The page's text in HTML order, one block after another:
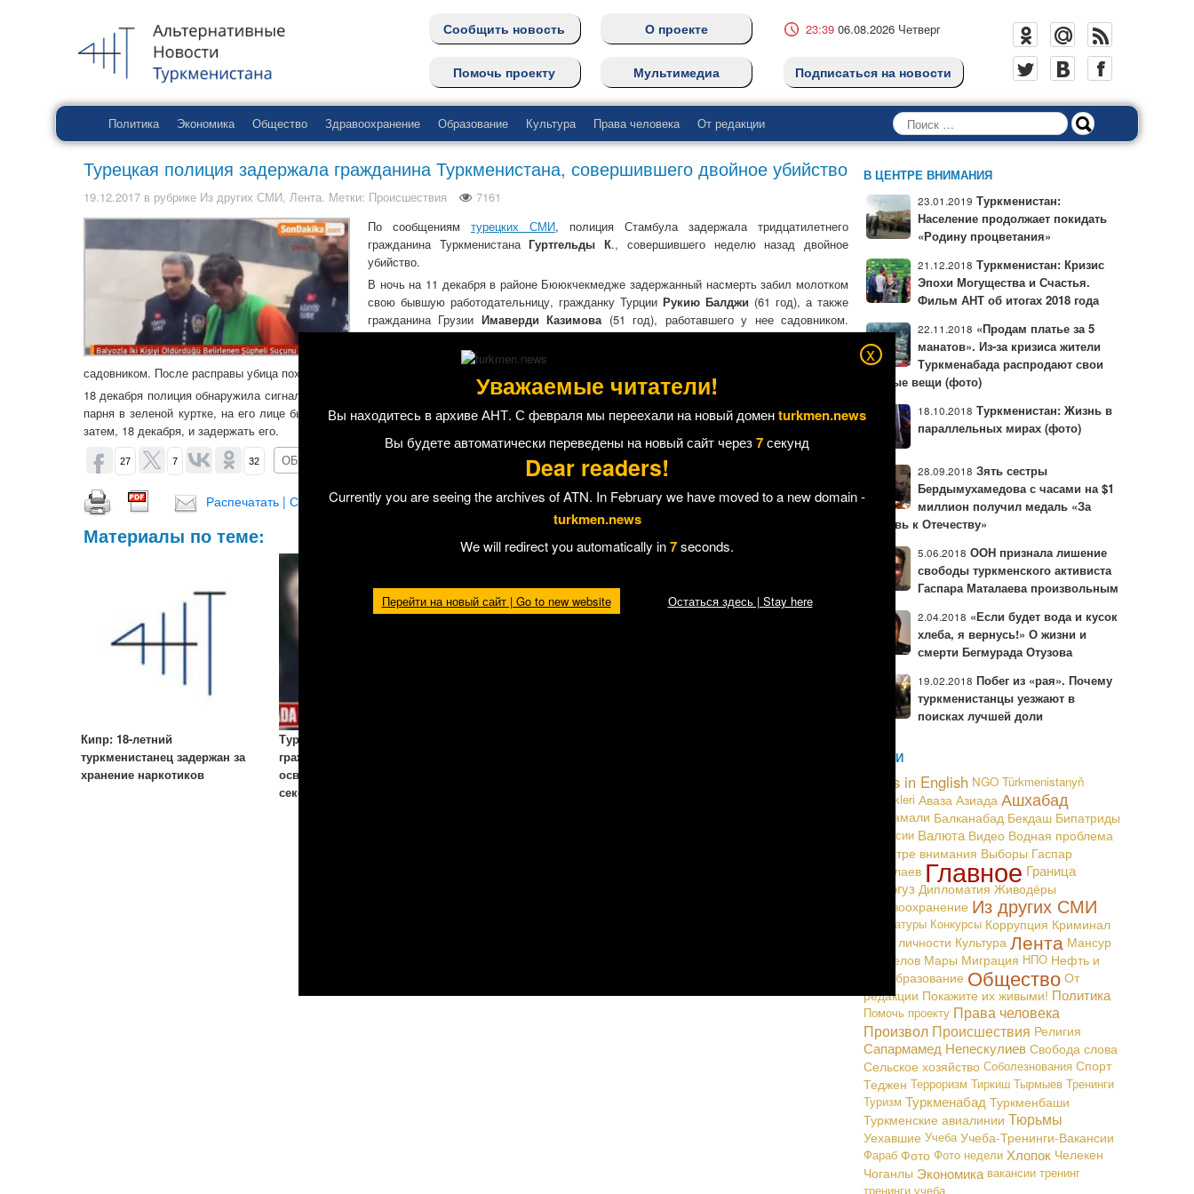
Сообщить новость
Помочь проекту
О проекте
Мультимедиа
23:39 06.08.2026 Четверг
Подписаться на новости
Политика Экономика Общество Здравоохранение Образование Культура Права человека От редакции Поиск
Турецкая полиция задержала гражданина Туркменистана, совершившего двойное убийство
19.12.2017 в рубрике Из других СМИ, Лента. Метки: Происшествия
7161
По сообщениям турецких СМИ, полиция Стамбула задержала тридцатилетнего
гражданина ТуркменистанаГуртгельды К., совершившего неделю назад двойное
убийство.
В ночь на 11 декабря в районе Бююкчекмедже задержанный насмерть забил молотком
свою бывшую работодательницу, гражданку Турции Рукию Балджи (61 год), а также
гражданина Грузии Имаверди Казимова(51 год), работавшего у нее садовником.
Причиной расправы стало то, что хозяйка не позволила туркменистанцу остаться
ночевать. За несколько дней до этого парень уволился. Ранее он работал у нее
садовником. После расправы убица похитил мобильные телефоны своих жертв.
18 декабря полиция обнаружила сигнал от этих телефонов в одном из магазинов района Фатих. Продавец магазина сказал, что купил их у
парня в зеленой куртке, на его лице были следы от царапин. По камерам видео наблюдения полиция смогла установить его личность, а
затем, 18 декабря, и задержать его.
27 7 32 ОБСУДИТЬ (0)
Распечатать | Сохранить в PDF | Отправить другу
Материалы по теме:
Кипр: 18-летний
туркменистанец задержан за
хранение наркотиков
Турция: Несовершеннолетние
гражданки Туркменистана
освобождены из
сексуального рабства
В ЦЕНТРЕ ВНИМАНИЯ
23.01.2019 Туркменистан:
Население продолжает покидать
«Родину процветания»
21.12.2018 Туркменистан: Кризис
Эпохи Могущества и Счастья.
Фильм АНТ об итогах 2018 года
22.11.2018 «Продам платье за 5
манатов». Из-за кризиса жители
Туркменабада распродают свои
личные вещи (фото)
18.10.2018 Туркменистан: Жизнь в
параллельных мирах (фото)
28.09.2018 Зять сестры
Бердымухамедова с часами на $1
миллион получил медаль «За
любовь к Отечеству»
5.06.2018 ООН признала лишение
свободы туркменского активиста
Гаспара Маталаева произвольным
2.04.2018 «Если будет вода и кусок
хлеба, я вернусь!» О жизни и
смерти Бегмурада Отузова
19.02.2018 Побег из «рая». Почему
туркменистанцы уезжают в
поисках лучшей доли
МЕТКИ
News in English NGO Türkmenistanyň
Täzelikleri Аваза Азиада Ашхабад
Байрамали Балканабад Бекдаш Бипатриды
Вакансии Валюта Видео Водная проблема
В центре внимания Выборы Гаспар
Маталаев Главное Граница
Дашогуз Дипломатия Живодёры
Здравоохранение Из других СМИ
Карикатуры Конкурсы Коррупция Криминал
Культ личности Культура Лента Мансур
Мингелов Мары Миграция НПО Нефть и
Образование Общество От
редакции Покажите их живыми! Политика
Помочь проекту Права человека
Произвол Происшествия Религия
Сапармамед Непескулиев Свобода слова
Сельское хозяйство Соболезнования Спорт
Теджен Терроризм Тиркиш Тырмыев Тренинги
Туризм Туркменабад Туркменбаши
Туркменские авиалинии Тюрьмы
Уехавшие Учеба Учеба-Тренинги-Вакансии
Фараб Фото Фото недели Хлопок Челекен
Чоганлы Экономика вакансии тренинг
тренинги учеба
x
Уважаемые читатели!
Вы находитесь в архиве АНТ. С февраля мы переехали на новый доменturkmen.news
Вы будете автоматически переведены на новый сайт через7секунд
Dear readers!
Currently you are seeing the archives of ATN. In February we have moved to a new domain -
turkmen.news
We will redirect you automatically in7seconds.
Перейти на новый сайт | Go to new website Остаться здесь | Stay here